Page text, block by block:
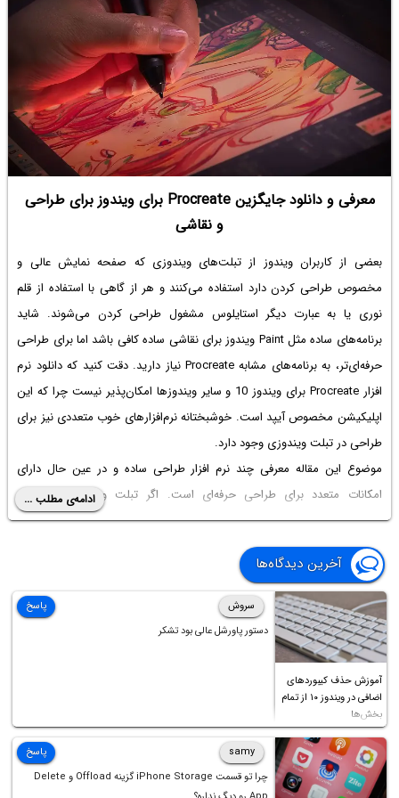
معرفی و دانلود جایگزین Procreate برای ویندوز برای طراحی
و نقاشی
بعضی از کاربران ویندوز از تبلت‌های ویندوزی که صفحه نمایش عالی و
مخصوص طراحی کردن دارد استفاده می‌کنند و هر از گاهی با استفاده از قلم
نوری یا به عبارت دیگر استایلوس مشغول طراحی کردن می‌شوند. شاید
برنامه‌های ساده مثل Paint ویندوز برای نقاشی ساده کافی باشد اما برای طراحی
حرفه‌ای‌تر، به برنامه‌های مشابه Procreate نیاز دارید. دقت کنید که
دانلود نرم
افزار Procreate برای ویندوز 10
و سایر ویندوزها امکان‌پذیر نیست چرا که این
اپلیکیشن مخصوص آیپد است. خوشبختانه نرم‌افزارهای خوب متعددی نیز برای
طراحی در تبلت ویندوزی وجود دارد.
موضوع این مقاله معرفی چند نرم افزار طراحی ساده و در عین حال دارای
امکانات متعدد برای طراحی حرفه‌ای است. اگر تبلت ویندوزی مجهز به
استایلوس دارید، برخی از برنامه‌های لیست پیشنهادی ما را امتحان کنید و
برنامه‌ای که برای نیاز و سلیقه‌ی شما مناسب‌تر است را برای استفاده‌ی دائمی
انتخاب کنید.
ادامه‌ی مطلب ...
آخرین دیدگاه‌ها
آموزش حذف کیبوردهای
اضافی در ویندوز ۱۰ از تمام
بخش‌ها
سروش
دستور پاورشل عالی بود تشکر
پاسخ
samy
چرا تو قسمت iPhone Storage گزینه Offload و Delete
پاسخ